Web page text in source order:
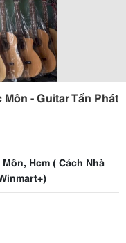
- Guitar Tấn Phát
Hcm ( Cách Nhà